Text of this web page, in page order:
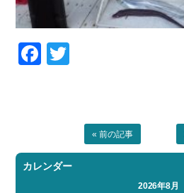
Facebook
« 前の記事
カレンダー
2026年8月